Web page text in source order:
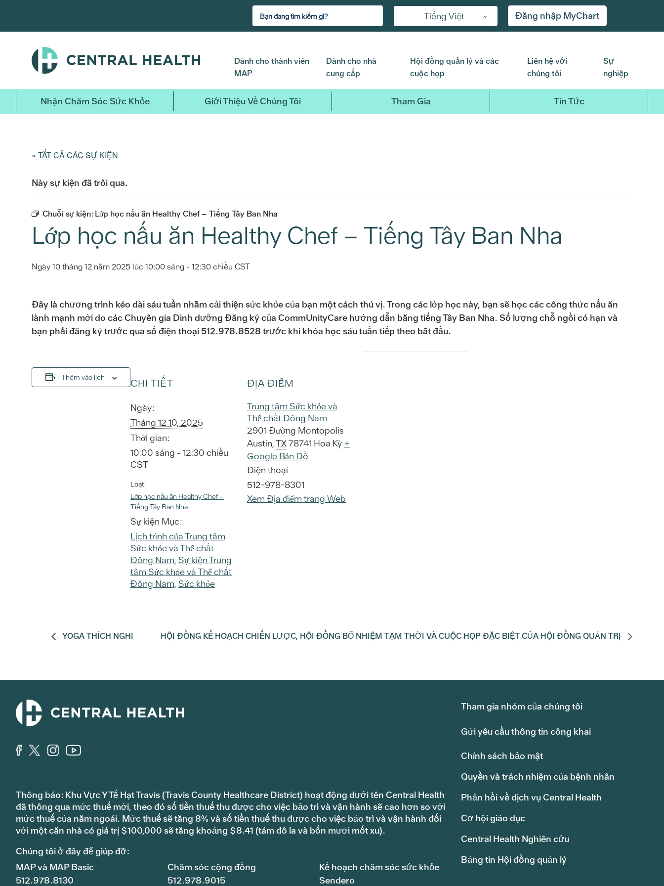
nội
chính
Tiếng Việt Đăng nhập MyChart
Dành cho thành viên
MAP
Dành cho nhà
cung cấp
Hội đồng quản lý và các
cuộc họp
Liên hệ với
chúng tôi
Sự
nghiệp
Nhận Chăm Sóc Sức Khỏe Giới Thiệu Về Chúng Tôi Tham Gia Tin Tức
« TẤT CẢ CÁC SỰ KIỆN
Này sự kiện đã trôi qua.
Chuỗi sự kiện: Lớp học nấu ăn Healthy Chef – Tiếng Tây Ban Nha
Lớp học nấu ăn Healthy Chef – Tiếng Tây Ban Nha
Ngày 10 tháng 12 năm 2025 lúc 10:00 sáng - 12:30 chiều CST
Đây là chương trình kéo dài sáu tuần nhằm cải thiện sức khỏe của bạn một cách thú vị. Trong các lớp học này, bạn sẽ học các công thức nấu ăn
lành mạnh mới do các Chuyên gia Dinh dưỡng Đăng ký của CommUnityCare hướng dẫn bằng tiếng Tây Ban Nha. Số lượng chỗ ngồi có hạn và
bạn phải đăng ký trước qua số điện thoại 512.978.8528 trước khi khóa học sáu tuần tiếp theo bắt đầu.
Thêm vào lịch CHI TIẾT
Ngày:
Tháng 12 10, 2025
Thời gian:
10:00 sáng - 12:30 chiều
CST
Loạt:
Lớp học nấu ăn Healthy Chef –
Tiếng Tây Ban Nha
Sự kiện Mục:
Lịch trình của Trung tâm
Sức khỏe và Thể chất
Đông Nam Sự kiện Trung
tâm Sức khỏe và Thể chất
Đông Nam Sức khỏe
ĐỊA ĐIỂM
Trung tâm Sức khỏe và
Thể chất Đông Nam
2901 Đường Montopolis
Austin TX78741 Hoa Kỳ +
Google Bản Đồ
Điện thoại
512-978-8301
Xem Địa điểm trang Web
YOGA THÍCH NGHI HỘI ĐỒNG KẾ HOẠCH CHIẾN LƯỢC, HỘI ĐỒNG BỔ NHIỆM TẠM THỜI VÀ CUỘC HỌP ĐẶC BIỆT CỦA HỘI ĐỒNG QUẢN TRỊ
Thông báo: Khu Vực Y Tế Hạt Travis (Travis County Healthcare District) hoạt động dưới tên Central Health
đã thông qua mức thuế mới, theo đó số tiền thuế thu được cho việc bảo trì và vận hành sẽ cao hơn so với
mức thuế của năm ngoái. Mức thuế sẽ tăng 8% và số tiền thuế thu được cho việc bảo trì và vận hành đối
với một căn nhà có giá trị $100,000 sẽ tăng khoảng $8.41 (tám đô la và bốn mươi mốt xu).
Chúng tôi ở đây để giúp đỡ:
MAP và MAP Basic
512.978.8130
Chăm sóc cộng đồng
512.978.9015
Kế hoạch chăm sóc sức khỏe
Sendero
Tham gia nhóm của chúng tôi
Gửi yêu cầu thông tin công khai
Chính sách bảo mật
Quyền và trách nhiệm của bệnh nhân
Phản hồi về dịch vụ Central Health
Cơ hội giáo dục
Central Health Nghiên cứu
Bảng tin Hội đồng quản lý